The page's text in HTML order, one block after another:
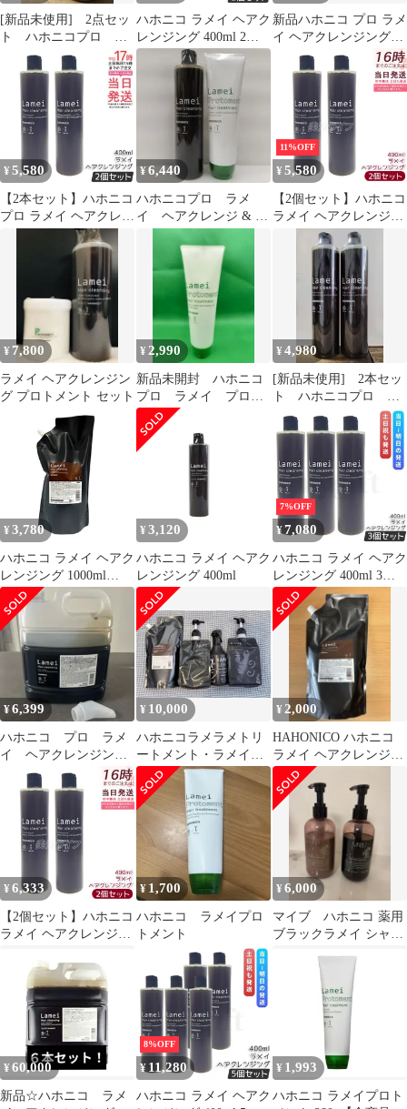
[新品未使用] 2点セッ
ト ハホニコプロ ラ
メイ ヘアクレンジン
グ400ml シャンプー
＆ ラメイ プロトメ
ント550g ヘアトリー
トメント(内部作用型)
ハホニコ ラメイ ヘアク
レンジング 400ml 2個
セット シャンプー
HAHONICO PRO ヘア
ケア 頭皮クレンジング
新品ハホニコ プロ ラメ
イ ヘアクレンジング
4000ml コックあり
¥ 5,580
【2本セット】ハホニコ
プロ ラメイ ヘアクレン
ジング 400ml シャンプ
ー トリートメント 詰替
え ダメージ補修 ツヤ
保湿 頭皮ケア ヘアケア
リラクゼーション効果
シャンプー 大容量 サロ
ン専売品 美容室専売品
国内正規品 送料無料
¥6,440
ハホニコプロ ラメ
イ ヘアクレンジ & ラ
メイ プロトメント
11%OFF
¥ 5,580
【2個セット】ハホニコ
ラメイ ヘアクレンジン
グ ( シャンプー )
400mL ／ HAHONICO
サロン専売品 ヘアケア
¥ 7,800
ラメイ ヘアクレンジン
グ プロトメント セット
¥ 2,990
新品未開封 ハホニコ
プロ ラメイ プロト
メント ヘアトリート
メント 280g
¥4,980
[新品未使用] 2本セッ
ト ハホニコプロ ラ
メイ ヘアクレンジン
グ400ml シャンプー
¥ 3,780
ハホニコ ラメイ ヘアク
レンジング 1000ml
【全商品最安値に挑
戦】
¥ 3,120
ハホニコ ラメイ ヘアク
レンジング 400ml
7%OFF
¥7,080
ハホニコ ラメイ ヘアク
レンジング 400ml 3個
セット シャンプー
HAHONICO PRO ヘア
ケア 頭皮クレンジング
¥6,399
ハホニコ プロ ラメ
イ ヘアクレンジン
グ 詰替用
¥ 10,000
ハホニコラメラメトリ
ートメント・ラメイヘ
アクレンジング詰替用
¥ 2,000
HAHONICO ハホニコ
ラメイ ヘアクレンジン
グ 5割程度
¥ 6,333
【2個セット】ハホニコ
ラメイ ヘアクレンジン
400mL ／ HAHONICO
サロン専売品 ヘアケア
¥ 1,700
ハホニコ ラメイプロ
トメント
¥6,000
マイブ ハホニコ 薬用
ブラックラメイ シャン
¥ 60,000
新品☆ハホニコ ラメ
8%OFF
¥ 11,280
ハホニコ ラメイ ヘアク
¥ 1,993
ハホニコ ラメイプロト